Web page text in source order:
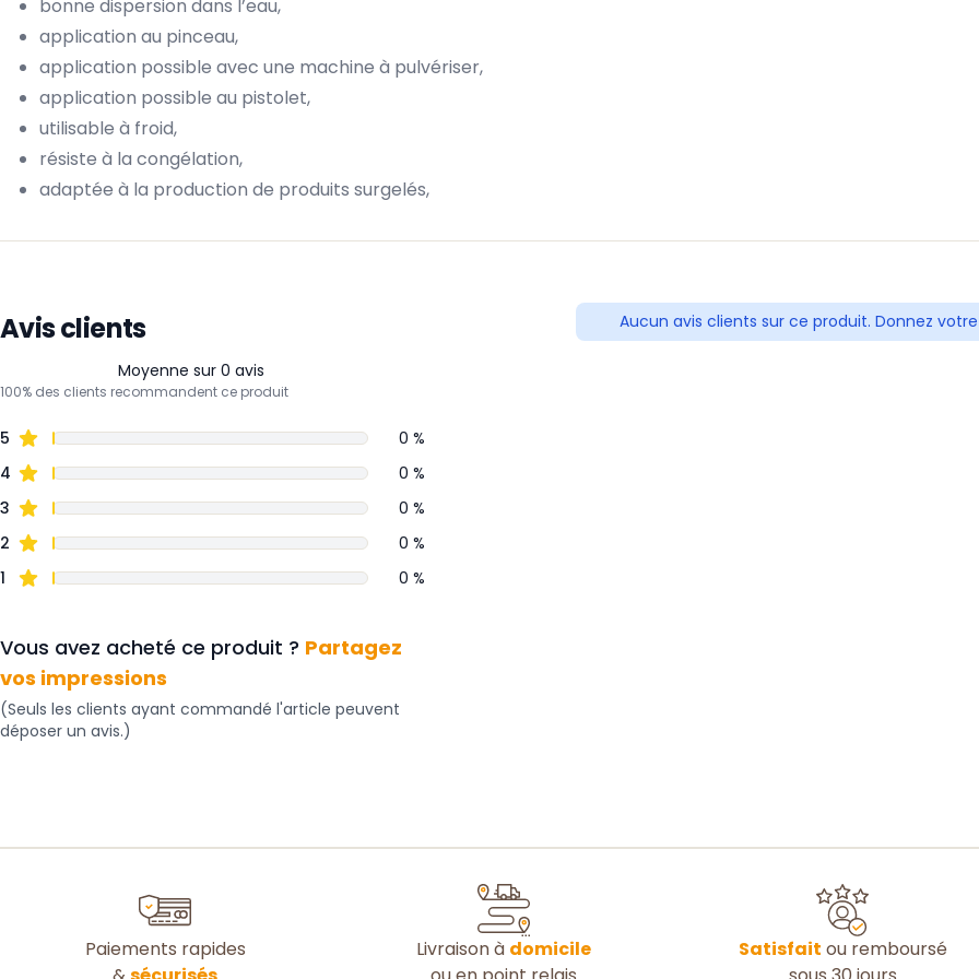
bonne dispersion dans l’eau,
application au pinceau,
application possible avec une machine à pulvériser,
application possible au pistolet,
utilisable à froid,
résiste à la congélation,
adaptée à la production de produits surgelés,
Avis clients
Moyenne sur 0 avis
100% des clients recommandent ce produit
5
0 %
4
0 %
3
0 %
2
0 %
1
0 %
Vous avez acheté ce produit ? Partagez
vos impressions
(Seuls les clients ayant commandé l'article peuvent
déposer un avis.)
Aucun avis clients sur ce produit. Donnez
Paiements rapides
Livraison à domicile
Satisfait ou remboursé